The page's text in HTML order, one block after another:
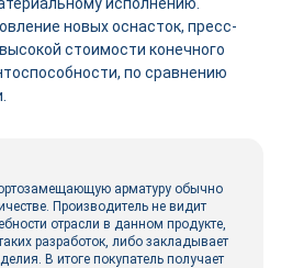
новых оснасток, пресс-
стоимости конечного
по сравнению
арматуру обычно
Производитель не видит
отрасли в данном продукте,
разработок, либо закладывает
В итоге покупатель получает